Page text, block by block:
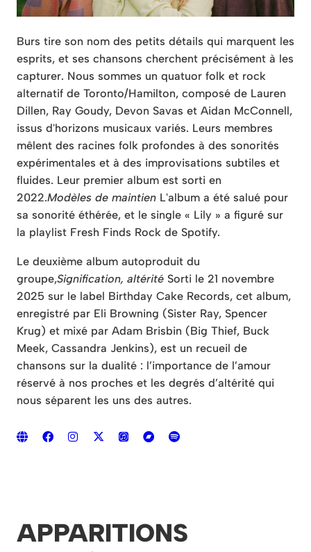
Burs tire son nom des petits détails qui marquent les
esprits, et ses chansons cherchent précisément à les
capturer. Nous sommes un quatuor folk et rock
alternatif de Toronto/Hamilton, composé de Lauren
Dillen, Ray Goudy, Devon Savas et Aidan McConnell,
issus d'horizons musicaux variés. Leurs membres
mêlent des racines folk profondes à des sonorités
expérimentales et à des improvisations subtiles et
fluides. Leur premier album est sorti en
2022.Modèles de maintien L'album a été salué pour
sa sonorité éthérée, et le single « Lily » a figuré sur
la playlist Fresh Finds Rock de Spotify.
Le deuxième album autoproduit du
groupe,Signification, altérité Sorti le 21 novembre
2025 sur le label Birthday Cake Records, cet album,
enregistré par Eli Browning (Sister Ray, Spencer
Krug) et mixé par Adam Brisbin (Big Thief, Buck
Meek, Cassandra Jenkins), est un recueil de
chansons sur la dualité : l’importance de l’amour
réservé à nos proches et les degrés d’altérité qui
nous séparent les uns des autres.
APPARITIONS